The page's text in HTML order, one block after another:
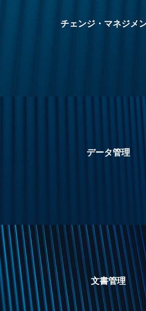
チェンジ・マネジメ
データ管理
文書管理